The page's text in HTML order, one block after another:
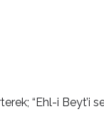
“Ehl-i Beyt’i